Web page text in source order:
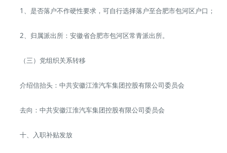
1、是否落户不作硬性要求，可自行选择落户至合肥市包河区户口；
2、归属派出所：安徽省合肥市包河区常青派出所。
（三）党组织关系转移
介绍信抬头：中共安徽江淮汽车集团控股有限公司委员会
去向：中共安徽江淮汽车集团控股有限公司委员会
十、入职补贴发放